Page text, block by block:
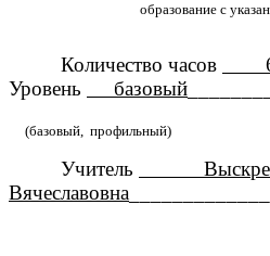
образование с
Количество часов
Уровень
базовый
(базовый, профильный)
Учитель
Вячеславовна